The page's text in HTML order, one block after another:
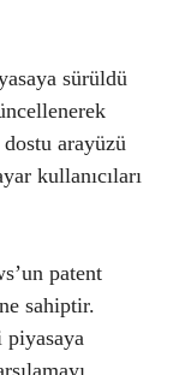
sürüldü
arayüzü
kullanıcıları
patent
sahiptir.